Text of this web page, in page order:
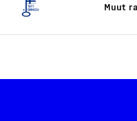
Muut